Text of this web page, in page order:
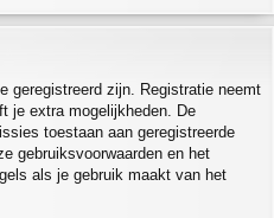
geregistreerd zijn. Registratie neemt
je extra mogelijkheden. De
toestaan aan geregistreerde
gebruiksvoorwaarden en het
als je gebruik maakt van het